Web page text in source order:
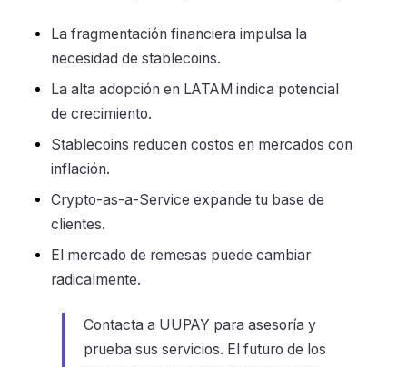
La fragmentación financiera impulsa la
necesidad de stablecoins.
La alta adopción en LATAM indica potencial
de crecimiento.
Stablecoins reducen costos en mercados con
inflación.
Crypto-as-a-Service expande tu base de
clientes.
El mercado de remesas puede cambiar
radicalmente.
Contacta a UUPAY para asesoría y
prueba sus servicios. El futuro de los